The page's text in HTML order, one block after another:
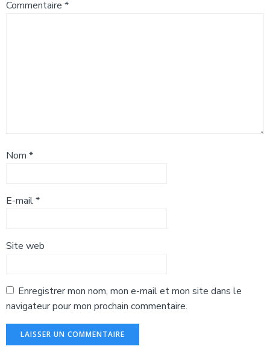
Commentaire *
Nom *
E-mail*
Site web
Enregistrer mon nom, mon e-mail et mon site dans le
navigateur pour mon prochain commentaire.